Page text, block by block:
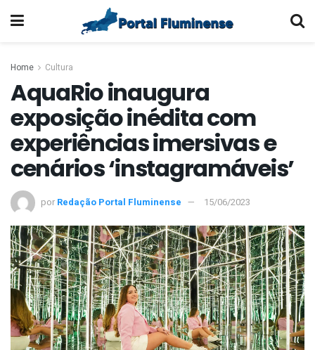
Home Cultura
AquaRio inaugura
exposição inédita com
experiências imersivas e
cenários ‘instagramáveis’
por Redação Portal Fluminense 15/06/2023